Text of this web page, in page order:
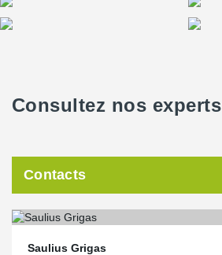
Consultez nos experts
Contacts
Saulius Grigas